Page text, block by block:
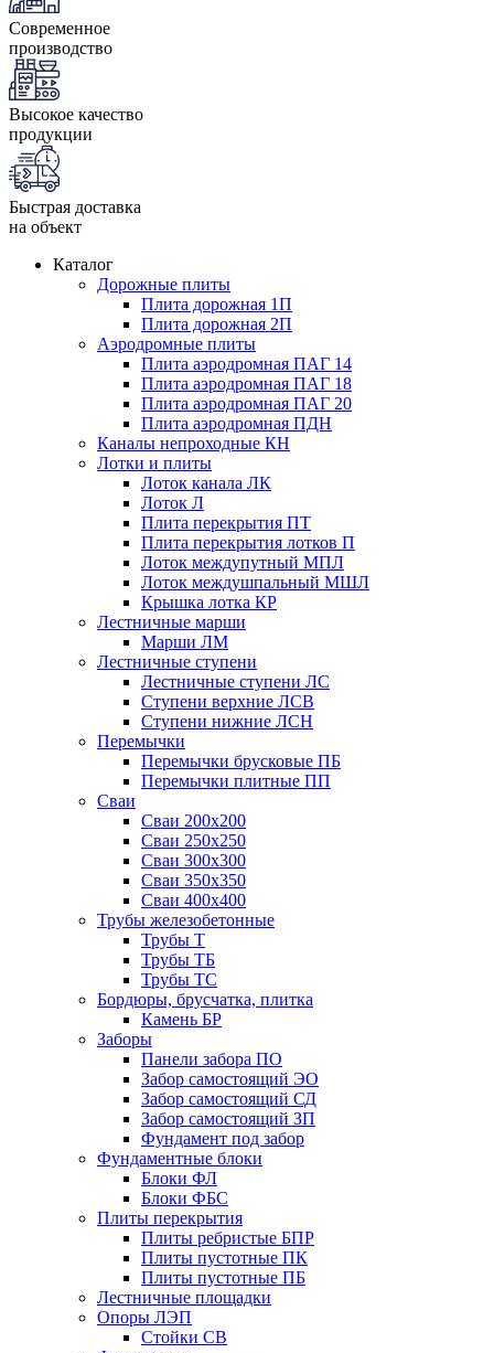
Современное
производство
Высокое качество
продукции
Быстрая доставка
на объект
Каталог
Дорожные плиты
Плита дорожная 1П
Плита дорожная 2П
Аэродромные плиты
Плита аэродромная ПАГ 14
Плита аэродромная ПАГ 18
Плита аэродромная ПАГ 20
Плита аэродромная ПДН
Каналы непроходные КН
Лотки и плиты
Лоток канала ЛК
Лоток Л
Плита перекрытия ПТ
Плита перекрытия лотков П
Лоток междупутный МПЛ
Лоток междушпальный МШЛ
Крышка лотка КР
Лестничные марши
Марши ЛМ
Лестничные ступени
Лестничные ступени ЛС
Ступени верхние ЛСВ
Ступени нижние ЛСН
Перемычки
Перемычки брусковые ПБ
Перемычки плитные ПП
Сваи
Сваи 200х200
Сваи 250х250
Сваи 300х300
Сваи 350х350
Сваи 400х400
Трубы железобетонные
Трубы Т
Трубы ТБ
Трубы ТС
Бордюры, брусчатка, плитка
Камень БР
Заборы
Панели забора ПО
Забор самостоящий ЭО
Забор самостоящий СД
Забор самостоящий ЗП
Фyндамент под забор
Фундаментные блоки
Блоки ФЛ
Блоки ФБС
Плиты перекрытия
Плиты ребристые БПР
Плиты пустотные ПК
Плиты пустотные ПБ
Лестничные площадки
Опоры ЛЭП
Стойки СВ